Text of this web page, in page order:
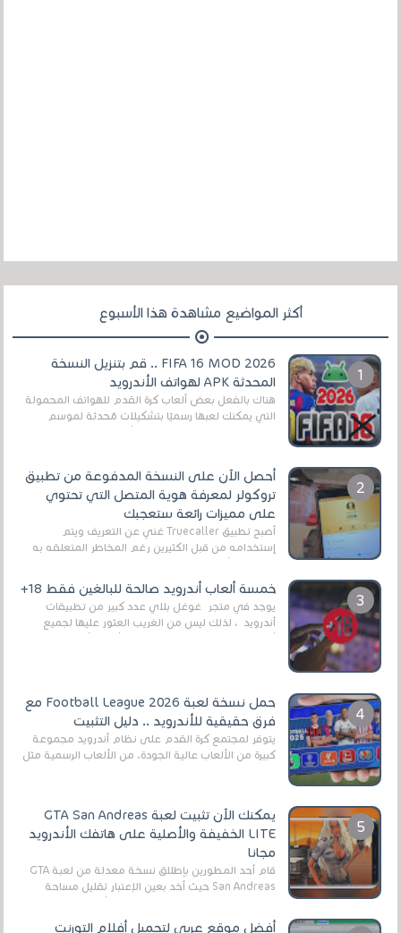
أكثر المواضيع مشاهدة هذا الأسبوع
FIFA 16 MOD 2026 .. قم بتنزيل النسخة
المحدثة APK لهواتف الأندرويد
هناك بالفعل بعض ألعاب كرة القدم للهواتف المحمولة
التي يمكنك لعبها رسميًا بتشكيلات مُحدثة لموسم
أحصل الآن على النسخة المدفوعة من تطبيق
تروكولر لمعرفة هوية المتصل التي تحتوي
على مميزات رائعة ستعجبك
أصبح تطبيق Truecaller غني عن التعريف ويتم
إستخدامه من قبل الكثيرين رغم المخاطر المتعلقه به
خمسة ألعاب أندرويد صالحة للبالغين فقط 18+
يوجد في متجر غوغل بلاي عدد كبير من تطبيقات
أندرويد ، لذلك ليس من الغريب العثور عليها لجميع
حمل نسخة لعبة Football League 2026 مع
فرق حقيقية للأندرويد .. دليل التثبيت
يتوفر لمجتمع كرة القدم على نظام أندرويد مجموعة
كبيرة من الألعاب عالية الجودة. من الألعاب الرسمية مثل
يمكنك الآن تثبيت لعبة GTA San Andreas
LITE الخفيفة والأصلية على هاتفك الأندرويد
مجانا
قام أحد المطورين بإطلاق نسخة معدلة من لعبة GTA
San Andreas حيث أخد بعين الإعتبار تقليل مساحة
أفضل موقع عربي لتحميل أفلام التورنت